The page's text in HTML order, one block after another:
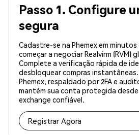
Passo 1. Configure
segura
Cadastre-se na Phemex em minutos
começar a negociar Realvirm (RVM)
Complete a verificação rápida de
desbloquear compras
Phemex, respaldado por 2FA e
mantém sua conta protegida
exchange confiável.
Registrar Agora